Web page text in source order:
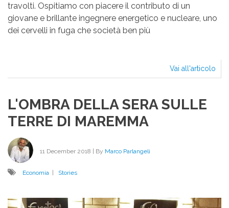
travolti. Ospitiamo con piacere il contributo di un
giovane e brillante ingegnere energetico e nucleare, uno
dei cervelli in fuga che società ben più
Vai all'articolo
new
L'OMBRA DELLA SERA SULLE
TERRE DI MAREMMA
11 December 2018 | By Marco Parlangeli
Economia | Stories